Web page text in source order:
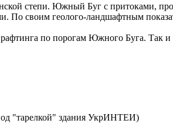
степи. Южный Буг с притоками,
По своим геолого-ландшафтным
по порогам Южного Буга. Так
"тарелкой" здания УкрИНТЕИ)